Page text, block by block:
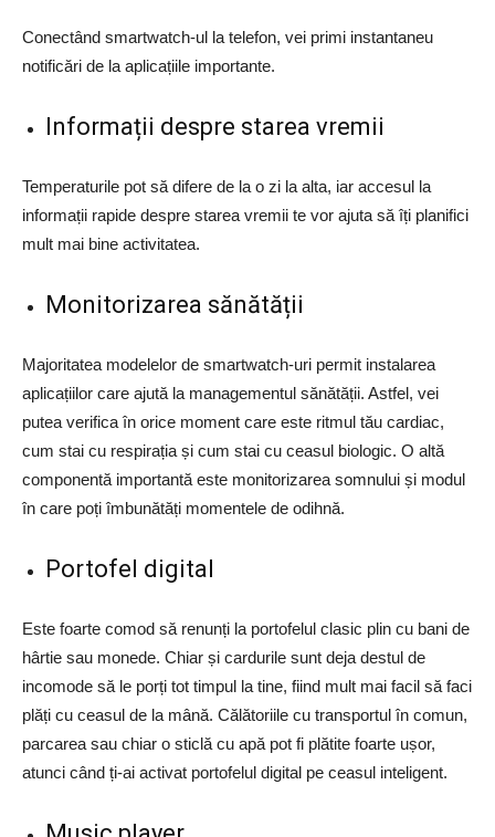
Conectând smartwatch-ul la telefon, vei primi instantaneu
notificări de la aplicațiile importante.
Informații despre starea vremii
Temperaturile pot să difere de la o zi la alta, iar accesul la
informații rapide despre starea vremii te vor ajuta să îți planifici
mult mai bine activitatea.
Monitorizarea sănătății
Majoritatea modelelor de smartwatch-uri permit instalarea
aplicațiilor care ajută la managementul sănătății. Astfel, vei
putea verifica în orice moment care este ritmul tău cardiac,
cum stai cu respirația și cum stai cu ceasul biologic. O altă
componentă importantă este monitorizarea somnului și modul
în care poți îmbunătăți momentele de odihnă.
Portofel digital
Este foarte comod să renunți la portofelul clasic plin cu bani de
hârtie sau monede. Chiar și cardurile sunt deja destul de
incomode să le porți tot timpul la tine, fiind mult mai facil să faci
plăți cu ceasul de la mână. Călătoriile cu transportul în comun,
parcarea sau chiar o sticlă cu apă pot fi plătite foarte ușor,
atunci când ți-ai activat portofelul digital pe ceasul inteligent.